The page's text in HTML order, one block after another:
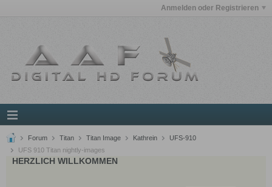
Anmelden oder Registrieren
Forum Titan Titan Image Kathrein
UFS-910
UFS 910 Titan nightly-images
HERZLICH WILLKOMMEN